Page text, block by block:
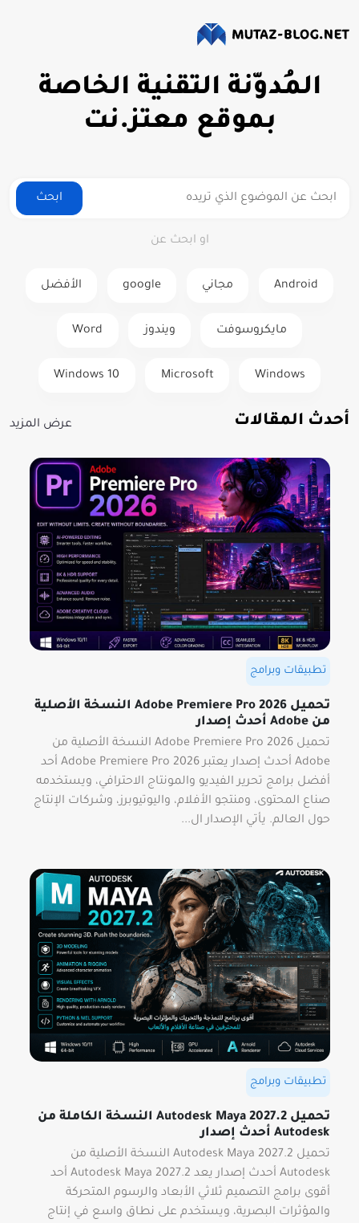
المُدوّنة التقنية الخاصة
بموقع معتز.نت
ابحث
او ابحث عن
Android مجاني google الأفضل
مايكروسوفت ويندوز Word
Windows
Microsoft
Windows 10
أحدث المقالات عرض المزيد
تطبيقات وبرامج
تحميل Adobe Premiere Pro 2026 النسخة الأصلية
من Adobe أحدث إصدار
تحميل Adobe Premiere Pro 2026 النسخة الأصلية من
Adobe أحدث إصدار يعتبر Adobe Premiere Pro 2026 أحد
أفضل برامج تحرير الفيديو والمونتاج الاحترافي، ويستخدمه
صناع المحتوى، ومنتجو الأفلام، واليوتيوبرز، وشركات الإنتاج
حول العالم. يأتي الإصدار ال...
تطبيقات وبرامج
تحميل Autodesk Maya 2027.2 النسخة الكاملة من
Autodesk أحدث إصدار
تحميل Autodesk Maya 2027.2 النسخة الأصلية من
Autodesk أحدث إصدار يعد Autodesk Maya 2027.2 أحد
أقوى برامج التصميم ثلاثي الأبعاد والرسوم المتحركة
والمؤثرات البصرية، ويستخدم على نطاق واسع في إنتاج